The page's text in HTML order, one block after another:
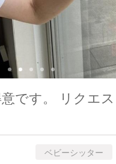
です。 リクエ
ベビーシッター